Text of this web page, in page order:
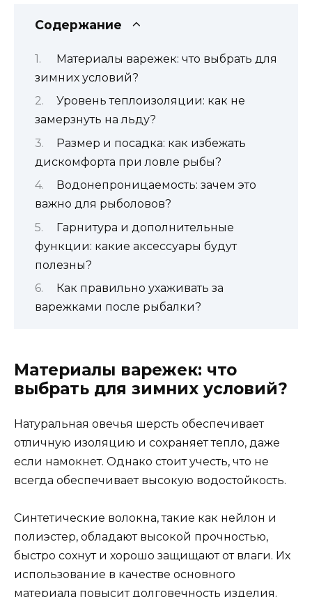
Содержание
Материалы варежек: что выбрать для
зимних условий?
Уровень теплоизоляции: как не
замерзнуть на льду?
Размер и посадка: как избежать
дискомфорта при ловле рыбы?
Водонепроницаемость: зачем это
важно для рыболовов?
Гарнитура и дополнительные
функции: какие аксессуары будут
полезны?
Как правильно ухаживать за
варежками после рыбалки?
Материалы варежек: что
выбрать для зимних условий?
Натуральная овечья шерсть обеспечивает
отличную изоляцию и сохраняет тепло, даже
если намокнет. Однако стоит учесть, что не
всегда обеспечивает высокую водостойкость.
Синтетические волокна, такие как нейлон и
полиэстер, обладают высокой прочностью,
быстро сохнут и хорошо защищают от влаги. Их
использование в качестве основного
материала повысит долговечность изделия.